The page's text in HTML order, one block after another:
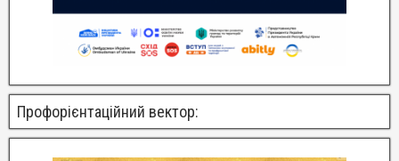
Профорієнтаційний вектор: